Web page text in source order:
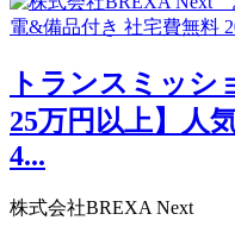
トランスミッシ
25万円以上】人
4...
株式会社BREXA Next